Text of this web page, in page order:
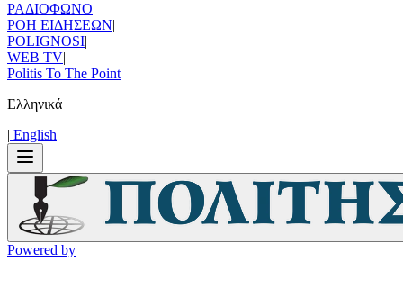
ΡΑΔΙΟΦΩΝΟ|
ΡΟΗ ΕΙΔΗΣΕΩΝ|
POLIGNOSI|
WEB TV|
Politis To The Point
Ελληνικά
| Εnglish
Powered by